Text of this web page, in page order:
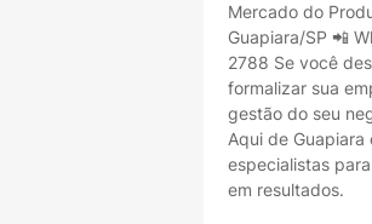
Mercado do
Guapiara/SP 📲
2788 Se você
formalizar sua
gestão do seu
Aqui de
especialistas
em resultados.